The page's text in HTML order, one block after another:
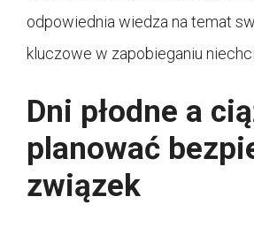
odpowiednia wiedza na temat
kluczowe w zapobieganiu
Dni płodne a
planować
związek